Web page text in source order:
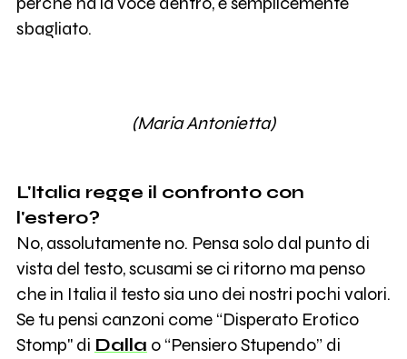
sbagliato.
(Maria Antonietta)
L'Italia regge il confronto con
l'estero?
No, assolutamente no. Pensa solo dal punto di
vista del testo, scusami se ci ritorno ma penso
che in Italia il testo sia uno dei nostri pochi valori.
Se tu pensi canzoni come “Disperato Erotico
Stomp" di Dalla o “Pensiero Stupendo” di